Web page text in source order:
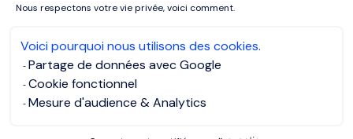
Nous respectons votre vie privée, voici comment.
Voici pourquoi nous utilisons des cookies.
Partage de données avec Google
Cookie fonctionnel
Mesure d'audience & Analytics
has perdido por procesos
lentos o desorganizados?